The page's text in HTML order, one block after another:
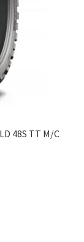
48S TT M/C